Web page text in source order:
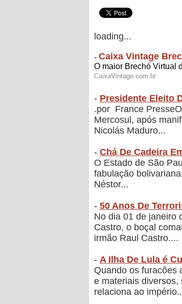
loading...
- Presidente Eleito
.por France
Mercosul, após
Nicolás Maduro...
- Chá De Cadeira
O Estado de São
fabulação
Néstor...
- 50 Anos De
No dia 01 de janeiro
Castro, o boçal
irmão Raul Castro....
- A Ilha De Lula é
Quando os furacões
e materiais
relaciona ao